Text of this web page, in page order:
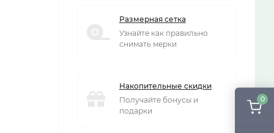
0
Размерная сетка
Узнайте как правильно
снимать мерки
Накопительные скидки
Получайте бонусы и
подарки